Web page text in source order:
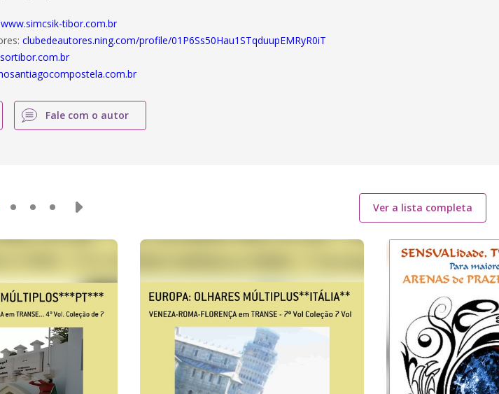
www.simcsik-tibor.com.br
clubedeautores.ning.com/profile/01P6Ss50Hau1STqduupEMRyR0iT
Fale com o autor
Ver a lista completa